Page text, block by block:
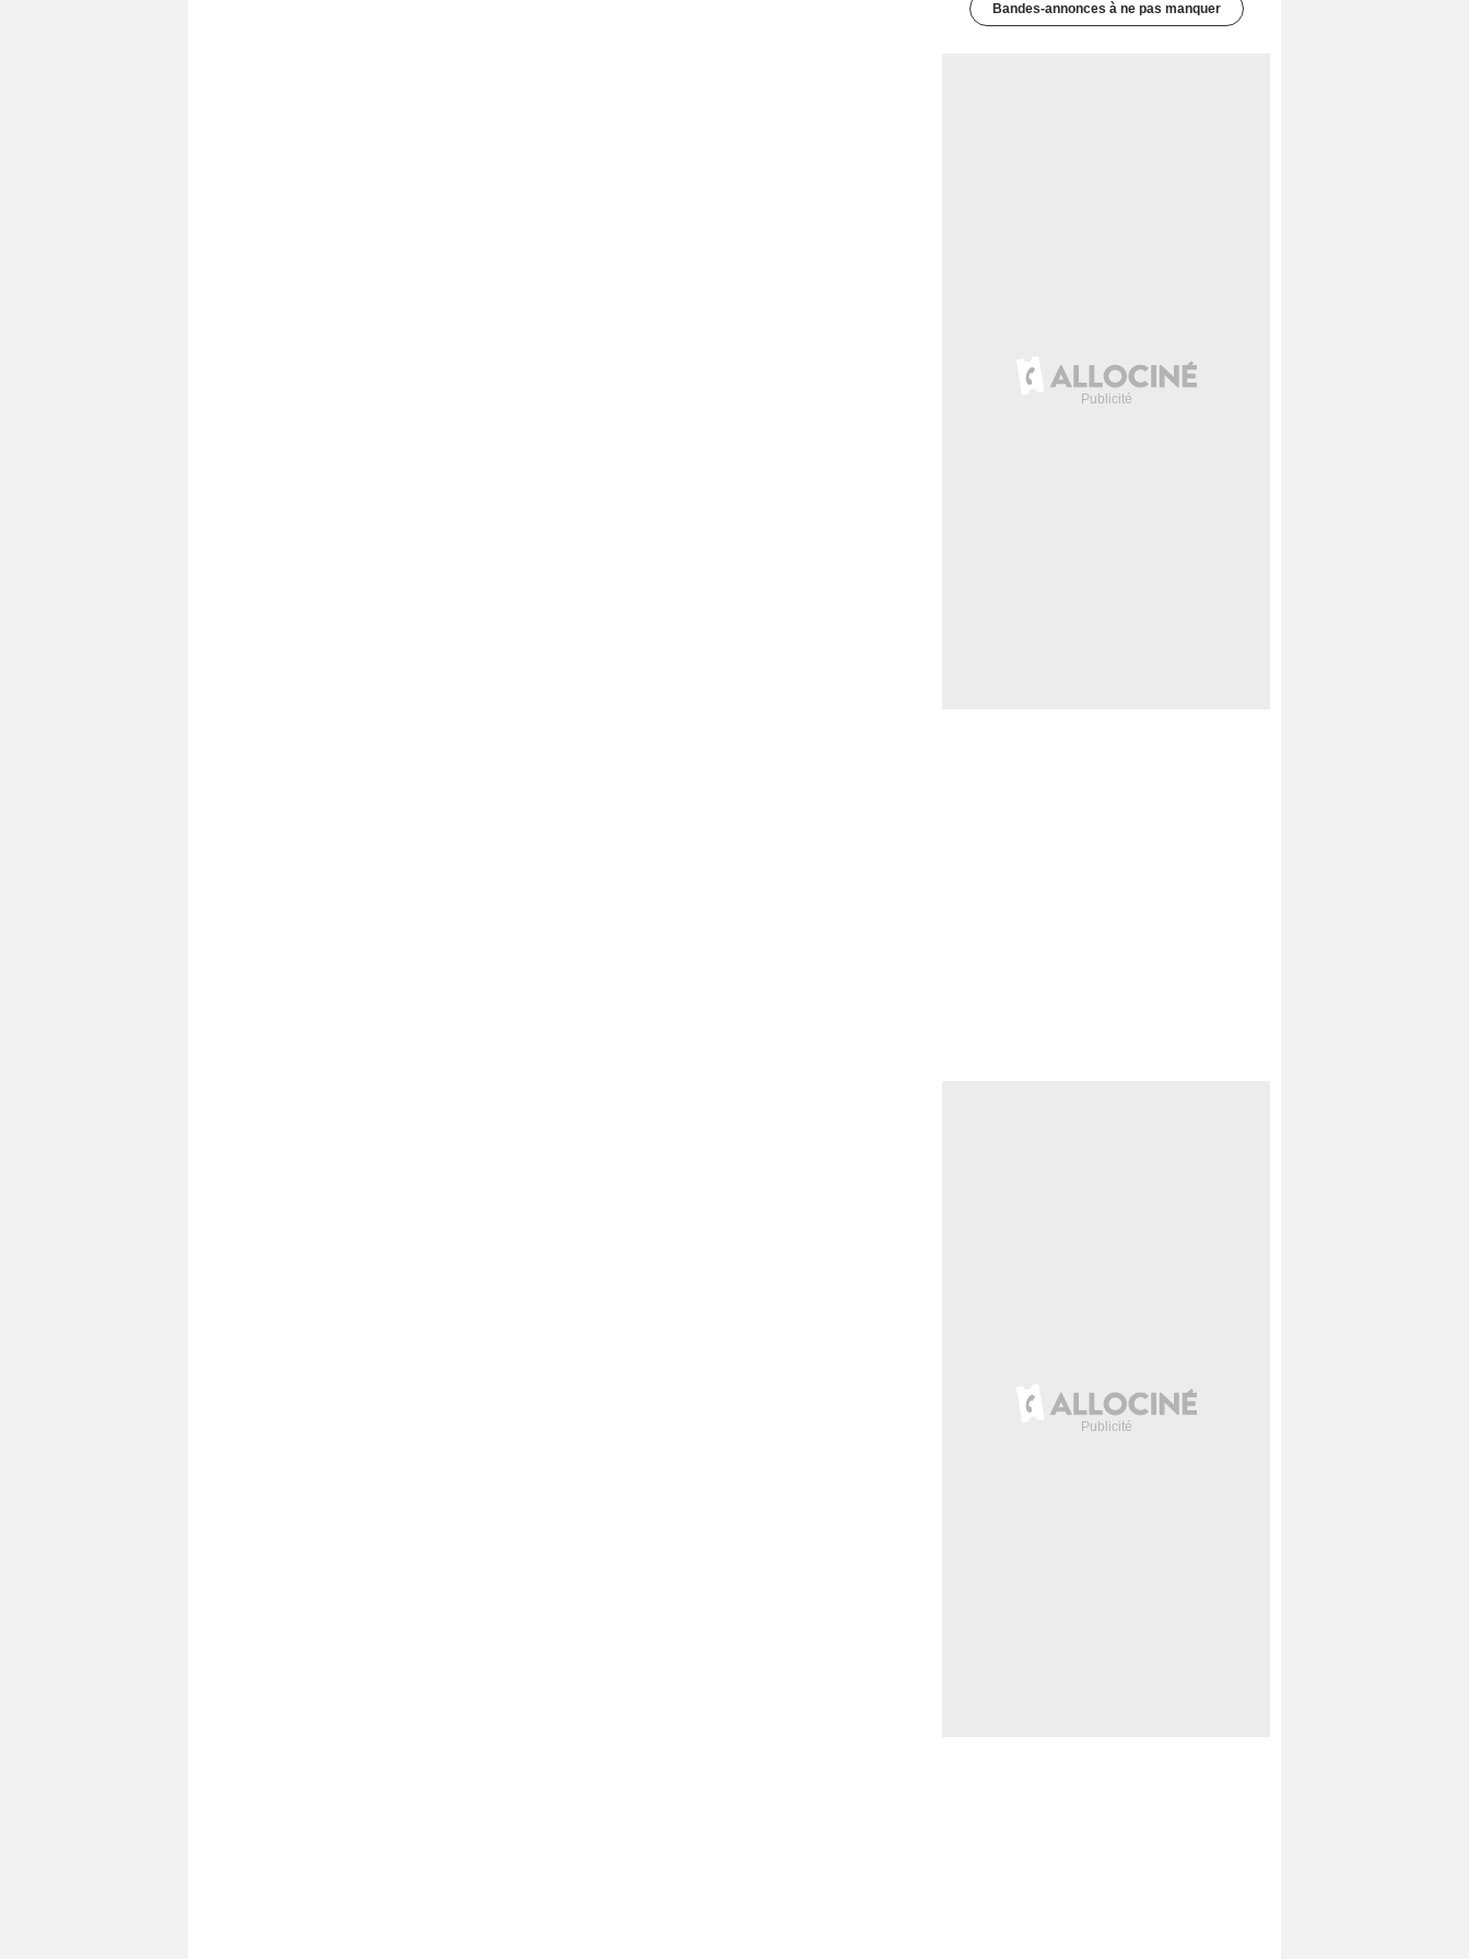
Bandes-annonces à ne pas manquer